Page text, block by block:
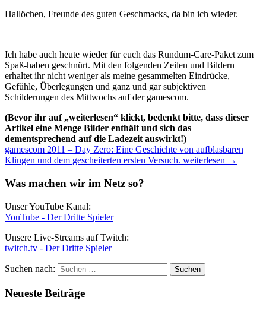
Hallöchen, Freunde des guten Geschmacks, da bin ich wieder.
Ich habe auch heute wieder für euch das Rundum-Care-Paket zum
Spaß-haben geschnürt. Mit den folgenden Zeilen und Bildern
erhaltet ihr nicht weniger als meine gesammelten Eindrücke,
Gefühle, Überlegungen und ganz und gar subjektiven
Schilderungen des Mittwochs auf der gamescom.
(Bevor ihr auf „weiterlesen“ klickt, bedenkt bitte, dass dieser
Artikel eine Menge Bilder enthält und sich das
dementsprechend auf die Ladezeit auswirkt!)
gamescom 2011 – Day Zero: Eine Geschichte von aufblasbaren
Klingen und dem gescheiterten ersten Versuch. weiterlesen →
Was machen wir im Netz so?
Unser YouTube Kanal:
YouTube - Der Dritte Spieler
Unsere Live-Streams auf Twitch:
twitch.tv - Der Dritte Spieler
Suchen nach:
Neueste Beiträge